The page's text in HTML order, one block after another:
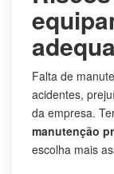
Falta de
acidentes,
da empresa.
manutenção
escolha mais